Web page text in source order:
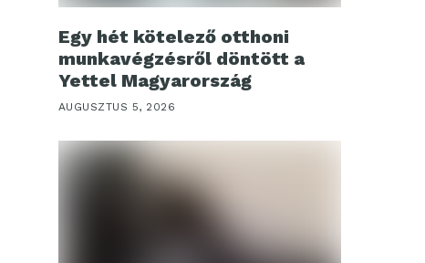
Egy hét kötelező otthoni
munkavégzésről döntött a
Yettel Magyarország
AUGUSZTUS 5, 2026